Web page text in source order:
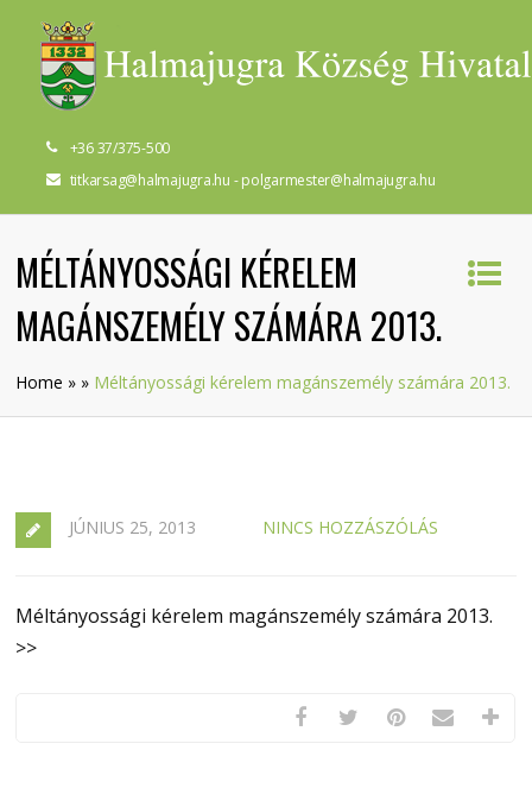
+36 37/375-500
titkarsag@halmajugra.hu - polgarmester@halmajugra.hu
MÉLTÁNYOSSÁGI KÉRELEM
MAGÁNSZEMÉLY SZÁMÁRA 2013.
Home » » Méltányossági kérelem magánszemély számára 2013.
JÚNIUS 25, 2013 NINCS HOZZÁSZÓLÁS
Méltányossági kérelem magánszemély számára 2013.
>>